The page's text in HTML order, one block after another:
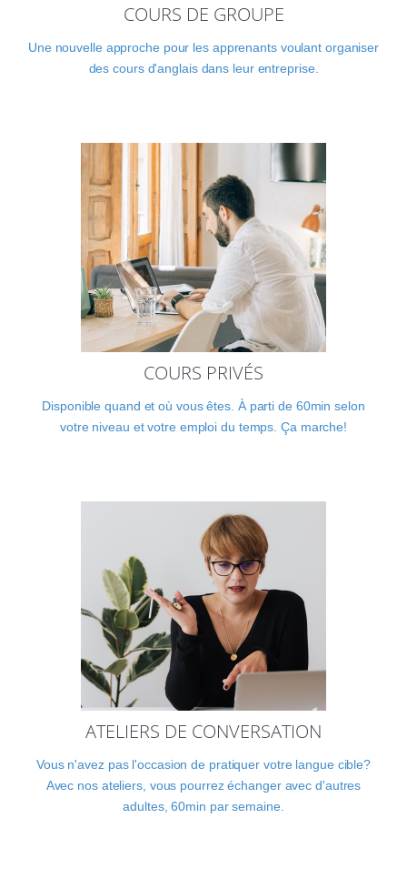
COURS DE GROUPE
Une nouvelle approche pour les apprenants voulant organiser
des cours d'anglais dans leur entreprise.
COURS PRIVÉS
Disponible quand et où vous êtes. À parti de 60min selon
votre niveau et votre emploi du temps. Ça marche!
ATELIERS DE CONVERSATION
Vous n'avez pas l'occasion de pratiquer votre langue cible?
Avec nos ateliers, vous pourrez échanger avec d'autres
adultes, 60min par semaine.